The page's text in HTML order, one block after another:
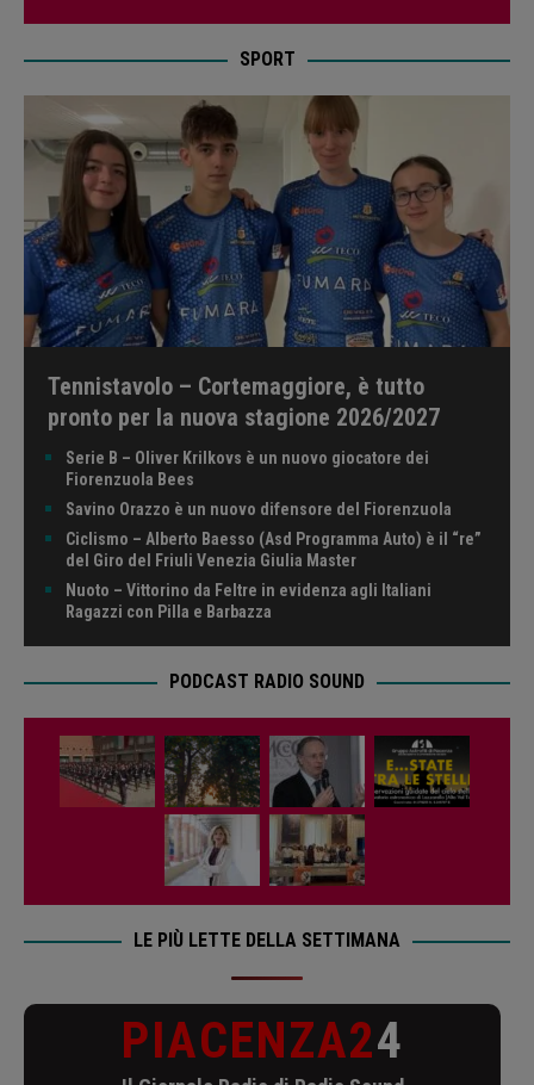
SPORT
Tennistavolo – Cortemaggiore, è tutto
pronto per la nuova stagione 2026/2027
Serie B – Oliver Krilkovs è un nuovo giocatore dei
Fiorenzuola Bees
Savino Orazzo è un nuovo difensore del Fiorenzuola
Ciclismo – Alberto Baesso (Asd Programma Auto) è il “re”
del Giro del Friuli Venezia Giulia Master
Nuoto – Vittorino da Feltre in evidenza agli Italiani
Ragazzi con Pilla e Barbazza
PODCAST RADIO SOUND
LE PIÙ LETTE DELLA SETTIMANA
PIACENZA24